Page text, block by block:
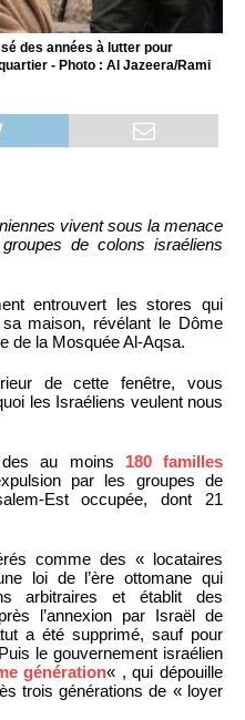
des années à lutter pour
- Photo : Al Jazeera/Rami
vivent sous la menace
de colons israéliens
entrouvert les stores qui
maison, révélant le Dôme
de la Mosquée Al-Aqsa.
de cette fenêtre, vous
les Israéliens veulent nous
au moins 180 familles
par les groupes de
Est occupée, dont 21
comme des « locataires
loi de l’ère ottomane qui
arbitraires et établit des
l’annexion par Israël de
a été supprimé, sauf pour
le gouvernement israélien
génération« , qui dépouille
trois générations de « loyer